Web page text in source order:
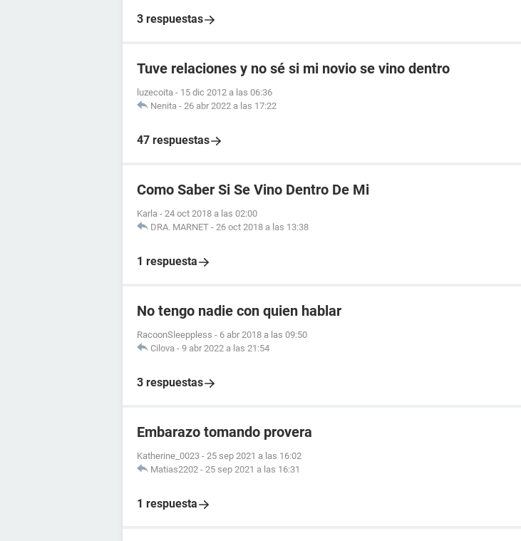
3 respuestas
Tuve relaciones y no sé si mi novio se vino dentro
luzecoita - 15 dic 2012 a las 06:36
Nenita - 26 abr 2022 a las 17:22
47 respuestas
Como Saber Si Se Vino Dentro De Mi
Karla - 24 oct 2018 a las 02:00
DRA. MARNET - 26 oct 2018 a las 13:38
1 respuesta
No tengo nadie con quien hablar
RacoonSleeppless - 6 abr 2018 a las 09:50
Cilova - 9 abr 2022 a las 21:54
3 respuestas
Embarazo tomando provera
Katherine_0023 - 25 sep 2021 a las 16:02
Matias2202 - 25 sep 2021 a las 16:31
1 respuesta